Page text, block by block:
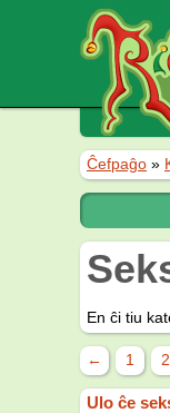
Ĉefpaĝo »
En ĉi tiu
← 1 2
Ulo ĉe